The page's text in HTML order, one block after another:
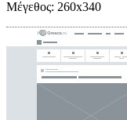
Μέγεθος: 260x340